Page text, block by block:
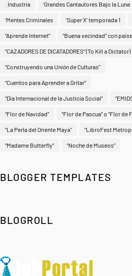
. Industria ‘Grandes Cantautores Bajo la Luna
‘Mentes Criminales ‘Súper X’ temporada 1
“Aprende Internet” “Buena vecindad” con
“CAZADORES DE DICATADORES” (To Kill a Dictator)
“Construyendo una Unión de Culturas”
“Cuentos para Aprender a Gritar”
“Día Internacional de la Justicia Social”
“Flor de Navidad” “Flor de Pascua” o “Flor de
“La Perla del Oriente Maya" “LibroFest
“Madame Butterfly” “Noche de Museos”
BLOGGER TEMPLATES
BLOGROLL